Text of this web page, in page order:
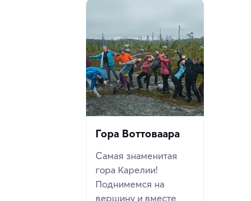
Гора Воттоваара
Самая знаменитая
гора Карелии!
Поднимемся на
вершину и вместе